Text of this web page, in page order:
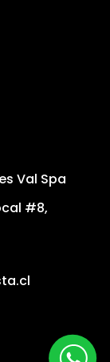
Val Spa
#8,